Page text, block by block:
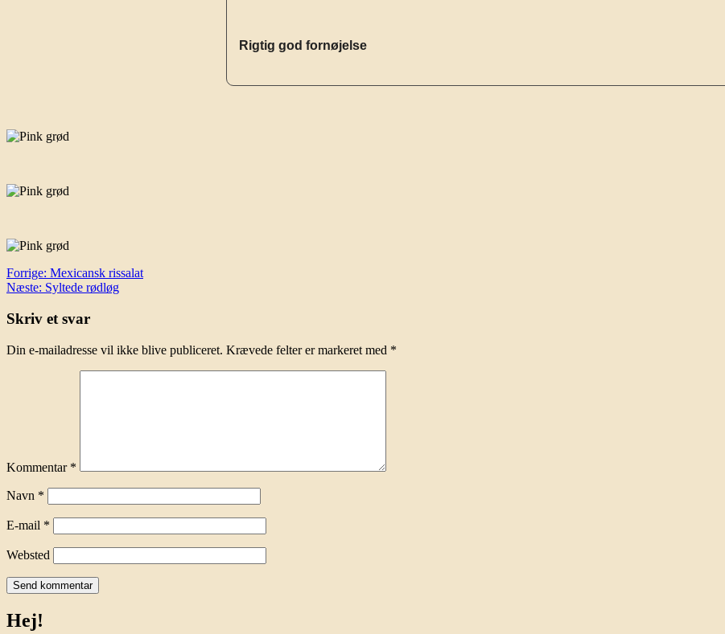
Rigtig god fornøjelse
Indlægsnavigation
Forrige: Mexicansk rissalat
Næste: Syltede rødløg
Skriv et svar
Din e-mailadresse vil ikke blive publiceret. Krævede felter er markeret med *
Kommentar *
Navn *
E-mail *
Websted
Hej!